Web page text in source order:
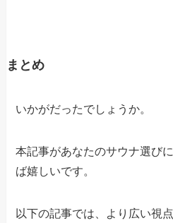
まとめ
いかがだったでしょうか。
本記事があなたのサウナ選び
ば嬉しいです。
以下の記事では、より広い視